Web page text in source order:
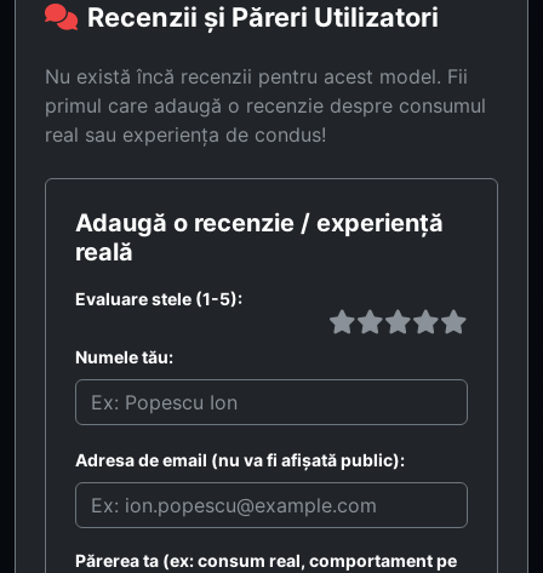
Recenzii și Păreri Utilizatori
Nu există încă recenzii pentru acest model. Fii
primul care adaugă o recenzie despre consumul
real sau experiența de condus!
Adaugă o recenzie / experiență
reală
Evaluare stele (1-5):
Numele tău:
Adresa de email (nu va fi afișată public):
Părerea ta (ex: consum real, comportament pe